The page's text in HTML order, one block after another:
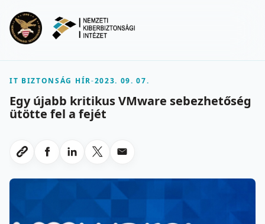
IT BIZTONSÁG HÍR-2023. 09. 07.
Egy újabb kritikus VMware sebezhetőség
ütötte fel a fejét
Link masolasa
Megosztas Facebookon
Megosztas LinkedInen
Megosztas X-en
Megosztas emailben